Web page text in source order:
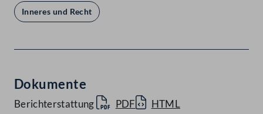
Inneres und Recht
Dokumente
Berichterstattung PDF HTML